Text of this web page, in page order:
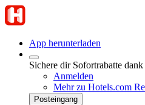
App herunterladen
Sichere dir Sofortrabatte
Anmelden
Mehr zu Hotels.com
Posteingang